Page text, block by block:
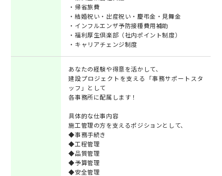
・帰省旅費
・結婚祝い・出産祝い・慶弔金・見舞金
・インフルエンザ予防接種費用補助
・福利厚生倶楽部（社内ポイント制度）
・キャリアチェンジ制度
あなたの経験や得意を活かして、
建設プロジェクトを支える「事務サポートスタ
ッフ」として
各事務所に配属します！
具体的な仕事内容
施工管理の方を支えるポジションとして、
◆事務手続き
◆工程管理
◆品質管理
◆予算管理
◆安全管理